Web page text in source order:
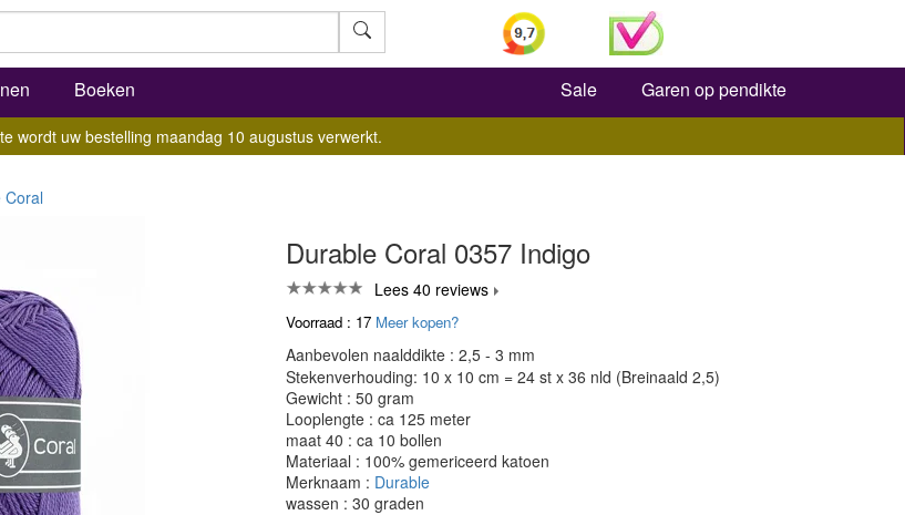
Zoeken
Boeken Sale Garen op pendikte
wordt uw bestelling maandag 10 augustus verwerkt.
Coral
Durable Coral 0357 Indigo
Lees 40 reviews
Voorraad : 17 Meer kopen?
Aanbevolen naalddikte : 2,5 - 3 mm
Stekenverhouding: 10 x 10 cm = 24 st x 36 nld (Breinaald 2,5)
Gewicht : 50 gram
Looplengte : ca 125 meter
maat 40 : ca 10 bollen
Materiaal : 100% gemericeerd katoen
Merknaam : Durable
wassen : 30 graden